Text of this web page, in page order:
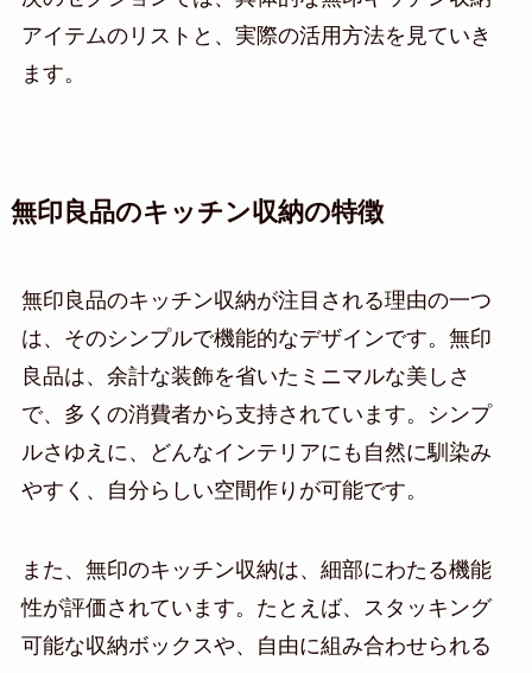
アイテムのリストと、実際の活用方法を見ていき
ます。
無印良品のキッチン収納の特徴
無印良品のキッチン収納が注目される理由の一つ
は、そのシンプルで機能的なデザインです。無印
良品は、余計な装飾を省いたミニマルな美しさ
で、多くの消費者から支持されています。シンプ
ルさゆえに、どんなインテリアにも自然に馴染み
やすく、自分らしい空間作りが可能です。
また、無印のキッチン収納は、細部にわたる機能
性が評価されています。たとえば、スタッキング
可能な収納ボックスや、自由に組み合わせられる